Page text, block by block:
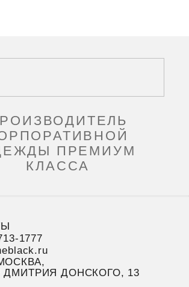
ПРЕМИУМ
КЛАССА
1777
ДМИТРИЯ ДОНСКОГО, 13